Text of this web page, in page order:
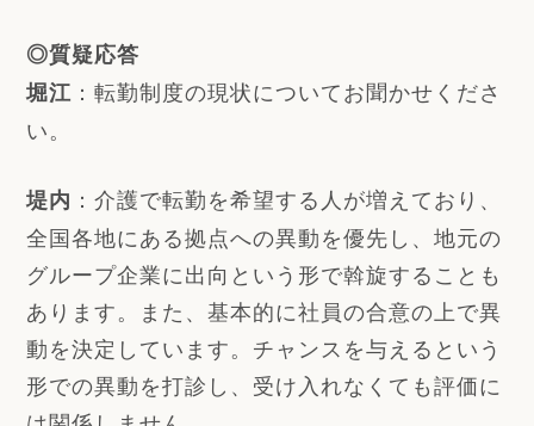
◎質疑応答
堀江 ：転勤制度の現状についてお聞かせくださ
い。
堤内 ：介護で転勤を希望する人が増えており、
全国各地にある拠点への異動を優先し、地元の
グループ企業に出向という形で斡旋することも
あります。また、基本的に社員の合意の上で異
動を決定しています。チャンスを与えるという
形での異動を打診し、受け入れなくても評価に